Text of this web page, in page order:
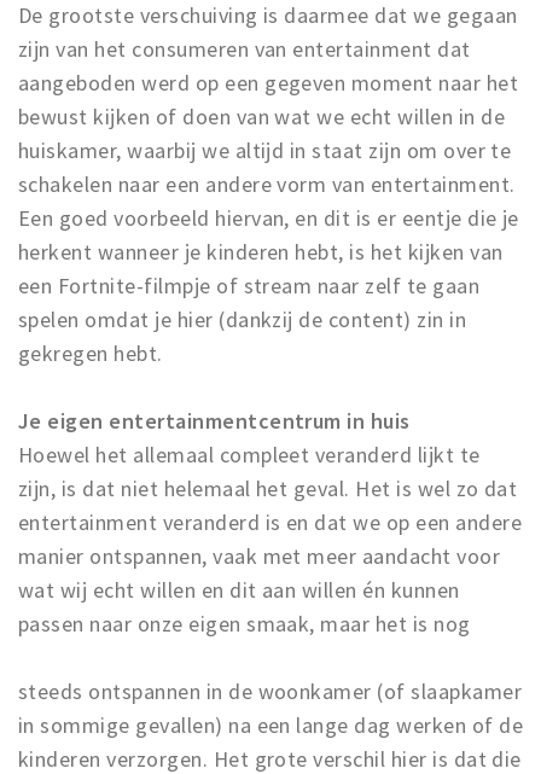
De grootste verschuiving is daarmee dat we gegaan
zijn van het consumeren van entertainment dat
aangeboden werd op een gegeven moment naar het
bewust kijken of doen van wat we echt willen in de
huiskamer, waarbij we altijd in staat zijn om over te
schakelen naar een andere vorm van entertainment.
Een goed voorbeeld hiervan, en dit is er eentje die je
herkent wanneer je kinderen hebt, is het kijken van
een Fortnite-filmpje of stream naar zelf te gaan
spelen omdat je hier (dankzij de content) zin in
gekregen hebt.
Je eigen entertainmentcentrum in huis
Hoewel het allemaal compleet veranderd lijkt te
zijn, is dat niet helemaal het geval. Het is wel zo dat
entertainment veranderd is en dat we op een andere
manier ontspannen, vaak met meer aandacht voor
wat wij echt willen en dit aan willen én kunnen
passen naar onze eigen smaak, maar het is nog
steeds ontspannen in de woonkamer (of slaapkamer
in sommige gevallen) na een lange dag werken of de
kinderen verzorgen. Het grote verschil hier is dat die